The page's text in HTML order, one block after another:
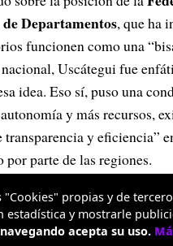
Departamentos, que ha
funcionen como una
Uscátegui fue
idea. Eso sí, puso una
y más recursos,
transparencia y eficiencia”
por parte de las regiones.
señaló que uno de los temas
el sistema de
a la mayoría de los
"Cookies" propias y de
estadística y mostrarle
acepta su uso.